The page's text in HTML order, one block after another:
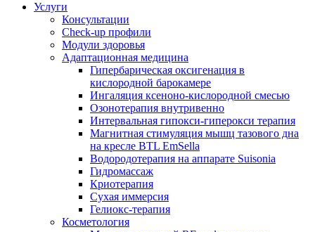
Услуги
Консультации
Check-up профили
Модули здоровья
Адаптационная медицина
Гипербарическая оксигенация в
кислородной барокамере
Ингаляция ксеноно-кислородной смесью
Озонотерапия внутривенно
Интервальная гипокси-гиперокси терапия
Магнитная стимуляция мышц тазового дна
на кресле BTL EmSella
Водородотерапия на аппарате Suisonia
Гидромассаж
Криотерапия
Сухая иммерсия
Гелиокс-терапия
Косметология